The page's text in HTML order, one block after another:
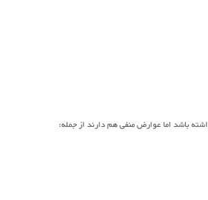
باشد اما عوارض منفی هم دارند از جمله: